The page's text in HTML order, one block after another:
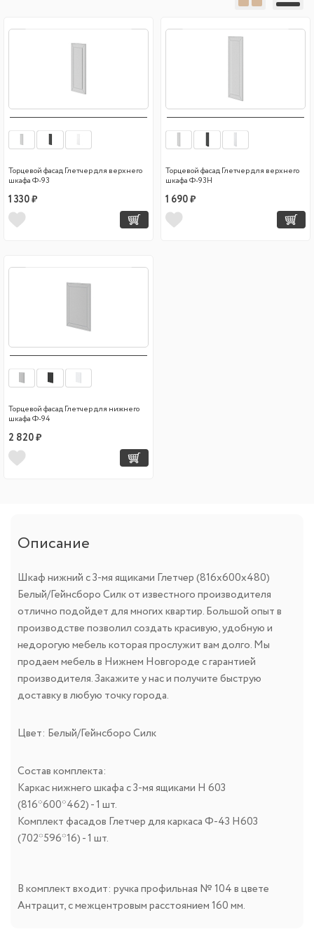
Торцевой фасад Глетчер для верхнего
шкафа Ф-93
1 330 ₽
Торцевой фасад Глетчер для верхнего
шкафа Ф-93Н
1 690 ₽
Торцевой фасад Глетчер для нижнего
шкафа Ф-94
2 820 ₽
Описание
Шкаф нижний с 3-мя ящиками Глетчер (816х600х480)
Белый/Гейнсборо Силк от известного производителя
отлично подойдет для многих квартир. Большой опыт в
производстве позволил создать красивую, удобную и
недорогую мебель которая прослужит вам долго. Мы
продаем мебель в Нижнем Новгороде с гарантией
производителя. Закажите у нас и получите быструю
доставку в любую точку города.
Цвет: Белый/Гейнсборо Силк
Состав комплекта:
Каркас нижнего шкафа с 3-мя ящиками Н 603
(816*600*462) - 1 шт.
Комплект фасадов Глетчер для каркаса Ф-43 Н603
(702*596*16) - 1 шт.
В комплект входит: ручка профильная № 104 в цвете
Антрацит, с межцентровым расстоянием 160 мм.